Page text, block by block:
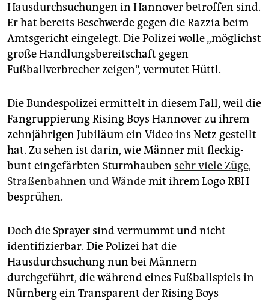
Hausdurchsuchungen in Hannover betroffen sind.
Er hat bereits Beschwerde gegen die Razzia beim
Amtsgericht eingelegt. Die Polizei wolle „möglichst
große Handlungsbereitschaft gegen
Fußballverbrecher zeigen“, vermutet Hüttl.
Die Bundespolizei ermittelt in diesem Fall, weil die
Fangruppierung Rising Boys Hannover zu ihrem
zehnjährigen Jubiläum ein Video ins Netz gestellt
hat. Zu sehen ist darin, wie Männer mit fleckig-
bunt eingefärbten Sturmhauben sehr viele Züge,
Straßenbahnen und Wändemit ihrem Logo RBH
besprühen.
Doch die Sprayer sind vermummt und nicht
identifizierbar. Die Polizei hat die
Hausdurchsuchung nun bei Männern
durchgeführt, die während eines Fußballspiels in
Nürnberg ein Transparent der Rising Boys